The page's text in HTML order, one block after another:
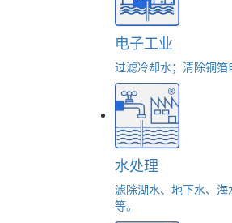
电子工业
过滤冷却水；清除铜
水处理
滤除湖水、地下水、
等。